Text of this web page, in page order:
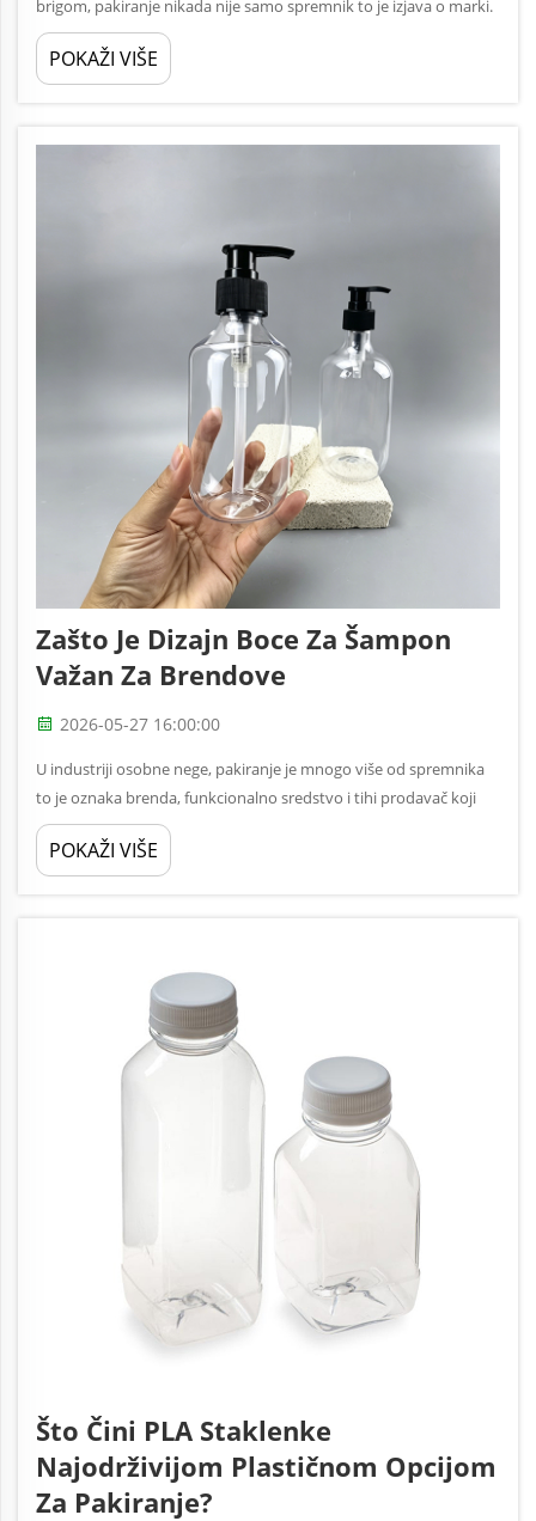
brigom, pakiranje nikada nije samo spremnik to je izjava o marki.
U trenutku kada kupac skenira policu, njegove oči instinktivno
gravitiraju prema proizvodima koji se osjećaju premium,
taktilno,...
POKAŽI VIŠE
Zašto Je Dizajn Boce Za Šampon
Važan Za Brendove
2026-05-27 16:00:00
U industriji osobne nege, pakiranje je mnogo više od spremnika
to je oznaka brenda, funkcionalno sredstvo i tihi prodavač koji
stoji na polici. Dizajn boce šampona komunicira kvalitetu, svrhu i
osobnost...
POKAŽI VIŠE
Što Čini PLA Staklenke
Najodrživijom Plastičnom Opcijom
Za Pakiranje?